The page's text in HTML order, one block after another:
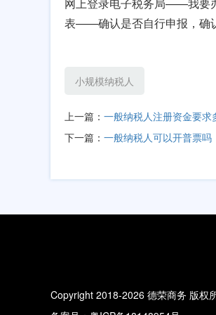
表——确认是否自行申报，确
小规模纳税人
上一篇： 一般纳税人注册资金要求
下一篇： 一般纳税人可以开普票吗
Copyright 2018-2026 德荣商务 版权